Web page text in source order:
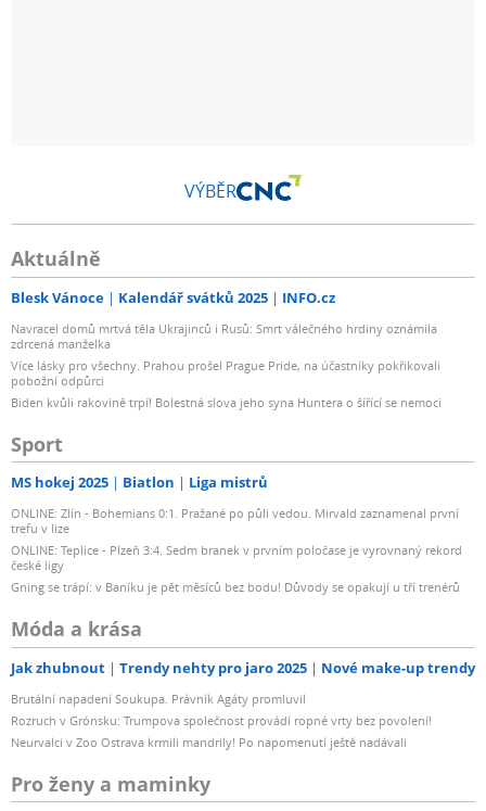
VÝBĚR
Aktuálně
Blesk Vánoce Kalendář svátků 2025 INFO.cz
Navracel domů mrtvá těla Ukrajinců i Rusů: Smrt válečného hrdiny oznámila
zdrcená manželka
Více lásky pro všechny. Prahou prošel Prague Pride, na účastníky pokřikovali
pobožní odpůrci
Biden kvůli rakovině trpí! Bolestná slova jeho syna Huntera o šířící se nemoci
Sport
MS hokej 2025 Biatlon Liga mistrů
ONLINE: Zlín - Bohemians 0:1. Pražané po půli vedou. Mirvald zaznamenal první
trefu v lize
ONLINE: Teplice - Plzeň 3:4. Sedm branek v prvním poločase je vyrovnaný rekord
české ligy
Gning se trápí: v Baníku je pět měsíců bez bodu! Důvody se opakují u tří trenérů
Móda a krása
Jak zhubnout Trendy nehty pro jaro 2025 Nové make-up trendy
Brutální napadení Soukupa. Právník Agáty promluvil
Rozruch v Grónsku: Trumpova společnost provádí ropné vrty bez povolení!
Neurvalci v Zoo Ostrava krmili mandrily! Po napomenutí ještě nadávali
Pro ženy a maminky